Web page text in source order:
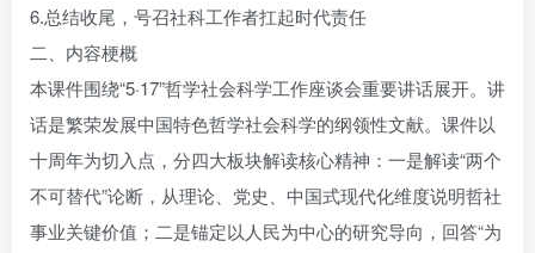
6.总结收尾，号召社科工作者扛起时代责任
二、内容梗概
本课件围绕“5·17”哲学社会科学工作座谈会重要讲话展开。讲
话是繁荣发展中国特色哲学社会科学的纲领性文献。课件以
十周年为切入点，分四大板块解读核心精神：一是解读“两个
不可替代”论断，从理论、党史、中国式现代化维度说明哲社
事业关键价值；二是锚定以人民为中心的研究导向，回答“为